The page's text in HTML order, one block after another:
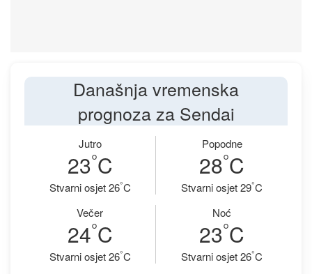
Današnja vremenska
prognoza za Sendai
Jutro
23°C
Stvarni osjet 26°C
Popodne
28°C
Stvarni osjet 29°C
Večer
24°C
Stvarni osjet 26°C
Noć
23°C
Stvarni osjet 26°C